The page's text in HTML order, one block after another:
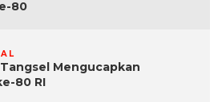
80
Mengucapkan
80 RI